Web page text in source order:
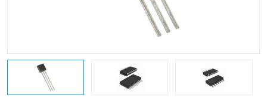
FT61FC
FT61F022